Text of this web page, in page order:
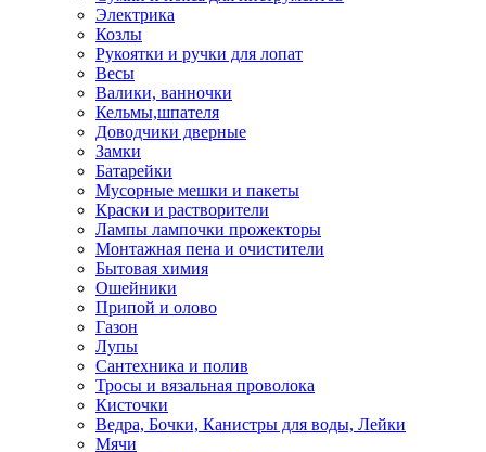
Электрика
Козлы
Рукоятки и ручки для лопат
Весы
Валики, ванночки
Кельмы,шпателя
Доводчики дверные
Замки
Батарейки
Мусорные мешки и пакеты
Краски и растворители
Лампы лампочки прожекторы
Монтажная пена и очистители
Бытовая химия
Ошейники
Припой и олово
Газон
Лупы
Сантехника и полив
Тросы и вязальная проволока
Кисточки
Ведра, Бочки, Канистры для воды, Лейки
Мячи